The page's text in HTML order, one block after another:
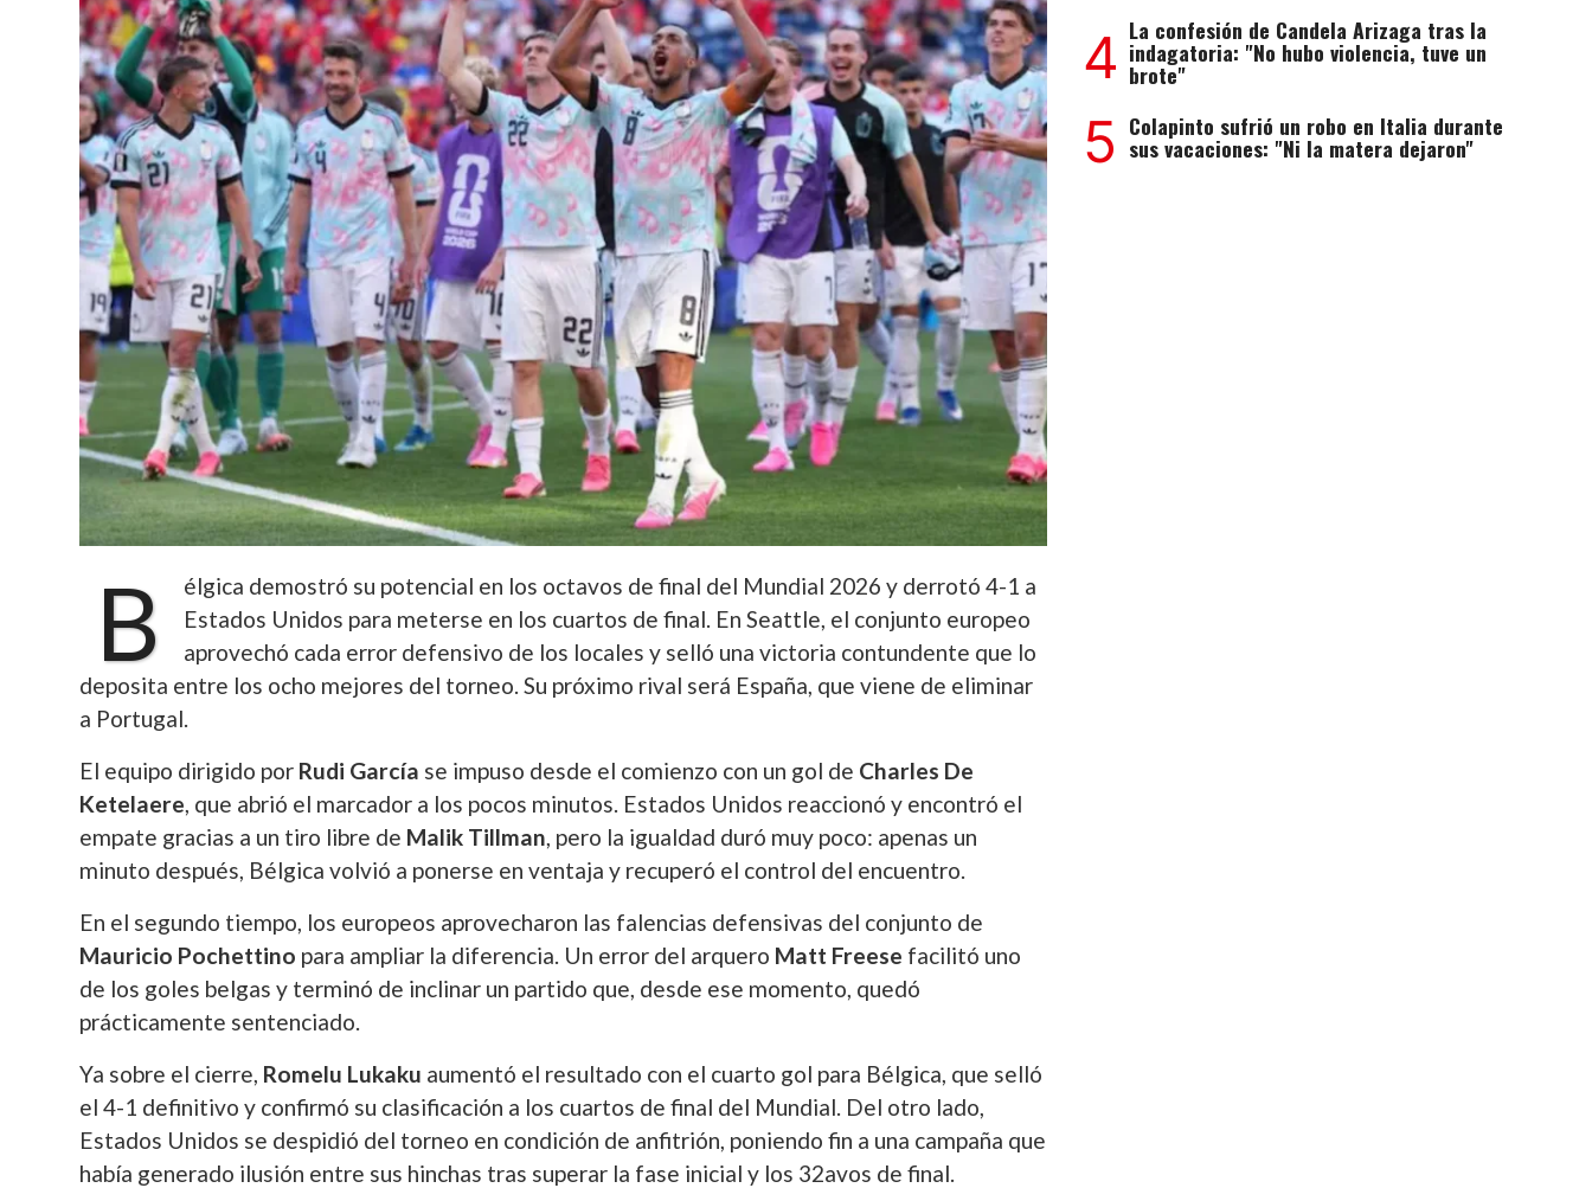
B
élgica demostró su potencial en los octavos de final del Mundial 2026 y derrotó 4-1 a
Estados Unidos para meterse en los cuartos de final. En Seattle, el conjunto europeo
aprovechó cada error defensivo de los locales y selló una victoria contundente que lo
deposita entre los ocho mejores del torneo. Su próximo rival será España, que viene de eliminar
a Portugal.
El equipo dirigido por Rudi García se impuso desde el comienzo con un gol de Charles De
Ketelaere, que abrió el marcador a los pocos minutos. Estados Unidos reaccionó y encontró el
empate gracias a un tiro libre de Malik Tillman, pero la igualdad duró muy poco: apenas un
minuto después, Bélgica volvió a ponerse en ventaja y recuperó el control del encuentro.
En el segundo tiempo, los europeos aprovecharon las falencias defensivas del conjunto de
Mauricio Pochettino para ampliar la diferencia. Un error del arquero Matt Freese facilitó uno
de los goles belgas y terminó de inclinar un partido que, desde ese momento, quedó
prácticamente sentenciado.
Ya sobre el cierre, Romelu Lukaku aumentó el resultado con el cuarto gol para Bélgica, que selló
el 4-1 definitivo y confirmó su clasificación a los cuartos de final del Mundial. Del otro lado,
Estados Unidos se despidió del torneo en condición de anfitrión, poniendo fin a una campaña que
había generado ilusión entre sus hinchas tras superar la fase inicial y los 32avos de final.
4 La confesión de Candela Arizaga tras la
indagatoria: "No hubo violencia, tuve un
brote"
5 Colapinto sufrió un robo en Italia durante
sus vacaciones: "Ni la matera dejaron"